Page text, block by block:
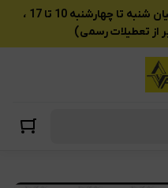
ساعت کاری مرکزتماس بازرگانی وکیلیان شنبه تا چهارشنبه 10 تا 17 ،